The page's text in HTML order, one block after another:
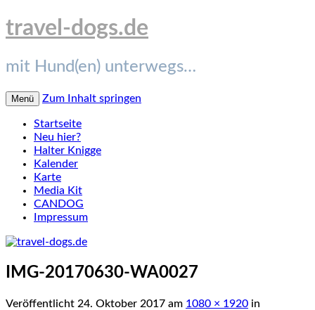
travel-dogs.de
mit Hund(en) unterwegs…
Menü Zum Inhalt springen
Startseite
Neu hier?
Halter Knigge
Kalender
Karte
Media Kit
CANDOG
Impressum
IMG-20170630-WA0027
Veröffentlicht 24. Oktober 2017 am 1080 × 1920 in